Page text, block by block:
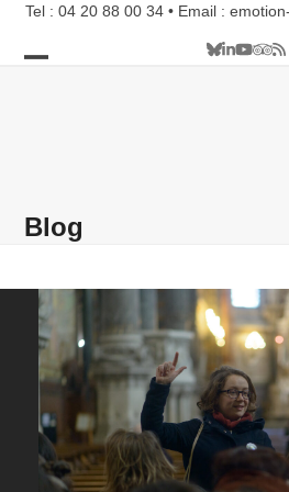
Skip
content
Tel : 04 20 88 00 34 • Email :
Bluesky
LinkedIn
Blog